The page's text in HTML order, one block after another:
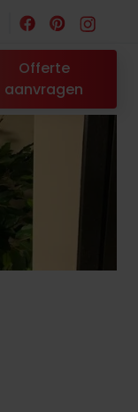
Offerte
aanvragen